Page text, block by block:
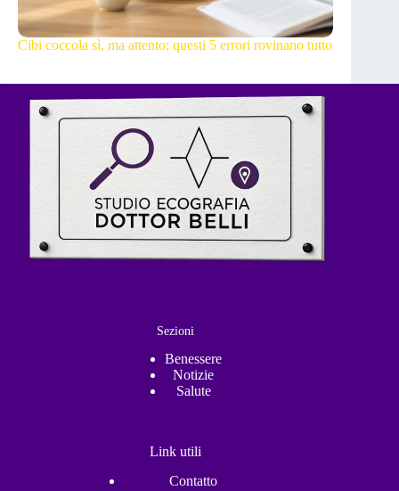
Cibi coccola sì, ma attento: questi 5 errori rovinano tutto
Sezioni
Benessere
Notizie
Salute
Link utili
Contatto